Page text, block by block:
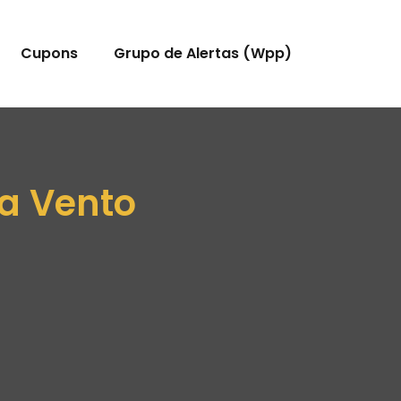
Cupons Grupo de Alertas (Wpp)
Vento